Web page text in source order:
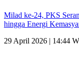
Milad ke-24, PKS
hingga Energi
29 April 2026 | 14:44